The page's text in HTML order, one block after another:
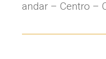
andar – Centro –